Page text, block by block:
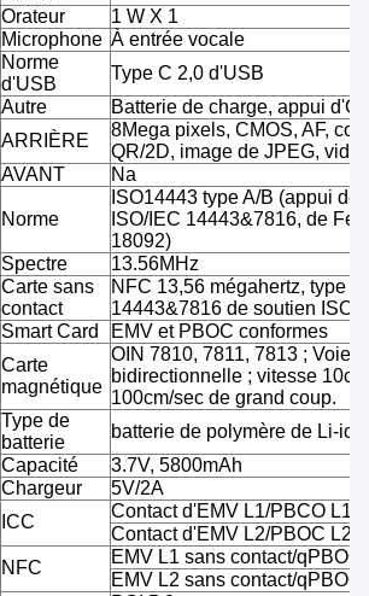
Orateur
1 W X 1
Microphone À entrée vocale
Norme
d'USB
Type C 2,0 d'USB
Autre
Batterie de charge, appui
ARRIÈRE
8Mega pixels, CMOS, AF,
QR/2D, image de JPEG,
AVANT
Na
Norme
ISO14443 type A/B (appui de
ISO/IEC 14443&7816, de
18092)
Spectre
13.56MHz
Carte sans
contact
NFC 13,56 mégahertz, type
14443&7816 de soutien ISO/
Smart Card EMV et PBOC conformes
Carte
magnétique
OIN 7810, 7811, 7813 ; Voie
bidirectionnelle ; vitesse
100cm/sec de grand coup.
Type de
batterie
batterie de polymère de Li-ion
Capacité
3.7V, 5800mAh
Chargeur
5V/2A
ICC
Contact d'EMV L1/PBCO L1
Contact d'EMV L2/PBOC L2
NFC
EMV L1 sans contact/qPBOC
EMV L2 sans contact/qPBOC